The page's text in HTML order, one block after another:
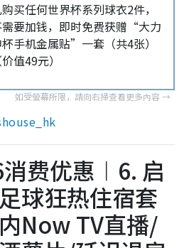
买任何世界杯系列球衣2件，
需要加钱，即时免费获赠“大力
手机金属贴”一套（共4张）
价值49元）
费优惠︱6. 启
足球狂热住宿套
Now TV直播/